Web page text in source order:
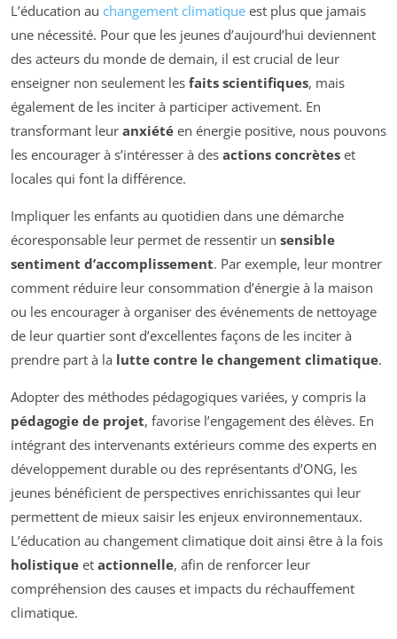
L’éducation au changement climatique est plus que jamais
une nécessité. Pour que les jeunes d’aujourd’hui deviennent
des acteurs du monde de demain, il est crucial de leur
enseigner non seulement les faits scientifiques, mais
également de les inciter à participer activement. En
transformant leur anxiété en énergie positive, nous pouvons
les encourager à s’intéresser à des actions concrètes et
locales qui font la différence.
Impliquer les enfants au quotidien dans une démarche
écoresponsable leur permet de ressentir un sensible
sentiment d’accomplissement. Par exemple, leur montrer
comment réduire leur consommation d’énergie à la maison
ou les encourager à organiser des événements de nettoyage
de leur quartier sont d’excellentes façons de les inciter à
prendre part à la lutte contre le changement climatique.
Adopter des méthodes pédagogiques variées, y compris la
pédagogie de projet, favorise l’engagement des élèves. En
intégrant des intervenants extérieurs comme des experts en
développement durable ou des représentants d’ONG, les
jeunes bénéficient de perspectives enrichissantes qui leur
permettent de mieux saisir les enjeux environnementaux.
L’éducation au changement climatique doit ainsi être à la fois
holistique et actionnelle, afin de renforcer leur
compréhension des causes et impacts du réchauffement
climatique.